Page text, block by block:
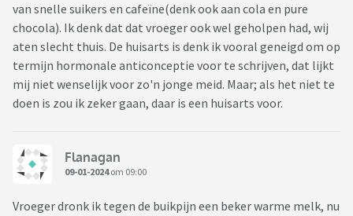
van snelle suikers en cafeïne(denk ook aan cola en pure
chocola). Ik denk dat dat vroeger ook wel geholpen had, wij
aten slecht thuis. De huisarts is denk ik vooral geneigd om op
termijn hormonale anticonceptie voor te schrijven, dat lijkt
mij niet wenselijk voor zo'n jonge meid. Maar; als het niet te
doen is zou ik zeker gaan, daar is een huisarts voor.
Flanagan
09-01-2024om 09:00
Vroeger dronk ik tegen de buikpijn een beker warme melk, nu